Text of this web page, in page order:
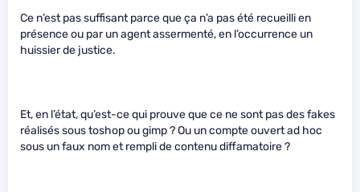
Ce n’est pas suffisant parce que ça n’a pas été recueilli en
présence ou par un agent assermenté, en l’occurrence un
huissier de justice.
Et, en l’état, qu’est-ce qui prouve que ce ne sont pas des fakes
réalisés sous toshop ou gimp ? Ou un compte ouvert ad hoc
sous un faux nom et rempli de contenu diffamatoire ?